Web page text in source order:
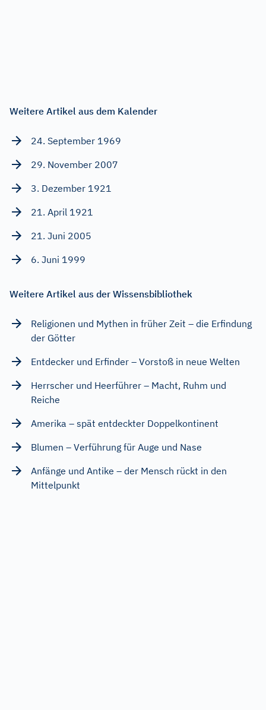
Weitere Artikel aus dem Kalender
24. September 1969
29. November 2007
3. Dezember 1921
21. April 1921
21. Juni 2005
6. Juni 1999
Weitere Artikel aus der Wissensbibliothek
Religionen und Mythen in früher Zeit – die Erfindung
der Götter
Entdecker und Erfinder – Vorstoß in neue Welten
Herrscher und Heerführer – Macht, Ruhm und
Reiche
Amerika – spät entdeckter Doppelkontinent
Blumen – Verführung für Auge und Nase
Anfänge und Antike – der Mensch rückt in den
Mittelpunkt